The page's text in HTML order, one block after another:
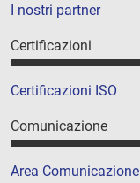
I nostri partner
Certificazioni
Certificazioni ISO
Comunicazione
Area Comunicazione